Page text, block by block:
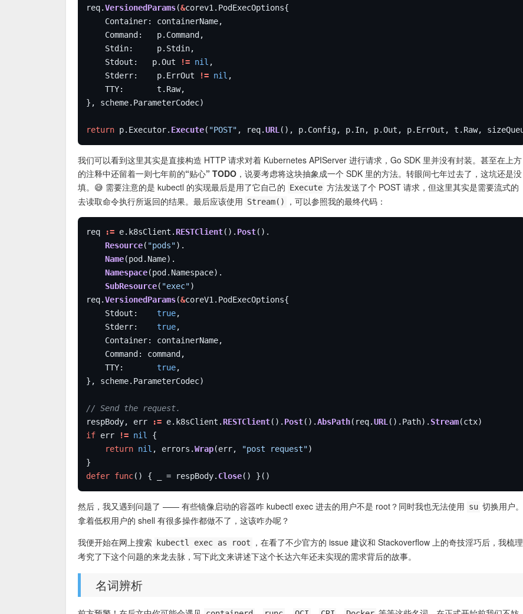
req.VersionedParams(&
	Stdout:   p.Out
!= nil
	Stderr:    p.ErrOut
!= nil
return p.Executor. Execute( "POST" , req.URL
我们可以看到这里其实是直接构造 HTTP 请求对着 Kubernetes APIServer 进行请求，Go SDK 里并没有封装。甚至在上方
的注释中还留着一则七年前的“贴心” TODO ，说要考虑将这块抽象成一个 SDK 里的方法。转眼间七年过去了，这坑还是没
填。😅 需要注意的是 kubectl 的实现最后是用了它自己的 Execute 方法发送了个 POST 请求，但这里其实是需要流式的
去读取命令执行所返回的结果。最后应该使用 Stream() ，可以参照我的最终代码：
req := e.k8sClient. RESTClient(). Post
Resource( "pods"
Name
Namespace
SubResource( "exec"
req.VersionedParams(&
	Stdout:
true
	Stderr:
true
	TTY:
true
// Send the request.
respBody, err
:= e.k8sClient. RESTClient(). Post().AbsPath(req.URL ().Path). Stream
if err != nil
return nil , errors.Wrap(err, "post request"
defer func() { _ = respBody. Close
然后，我又遇到问题了 —— 有些镜像启动的容器咋 kubectl exec 进去的用户不是 root？同时我也无法使用 su 切换用户。
拿着低权用户的 shell 有很多操作都做不了，这该咋办呢？
我便开始在网上搜索
kubectl exec as root
，在看了不少官方的 issue 建议和 Stackoverflow 上的奇技淫巧后，我梳理
考究了下这个问题的来龙去脉，写下此文来讲述下这个长达六年还未实现的需求背后的故事。
名词辨析